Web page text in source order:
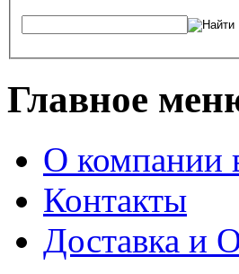
Главное
О компании
Контакты
Доставка и